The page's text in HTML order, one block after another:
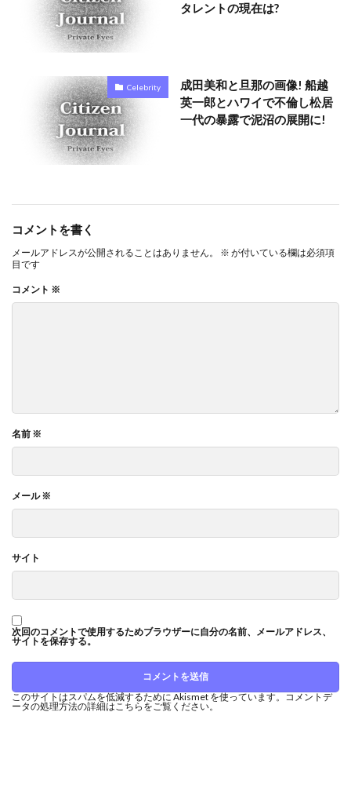
タレントの現在は?
Celebrity
成田美和と旦那の画像! 船越
英一郎とハワイで不倫し松居
一代の暴露で泥沼の展開に!
コメントを書く
メールアドレスが公開されることはありません。 ※ が付いている欄は必須項
目です
コメント ※
名前 ※
メール※
サイト
次回のコメントで使用するためブラウザーに自分の名前、メールアドレス、
サイトを保存する。
このサイトはスパムを低減するために Akismet を使っています。コメントデ
ータの処理方法の詳細はこちらをご覧ください。